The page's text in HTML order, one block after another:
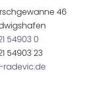
46
54903 0
54903 23
radevic.de